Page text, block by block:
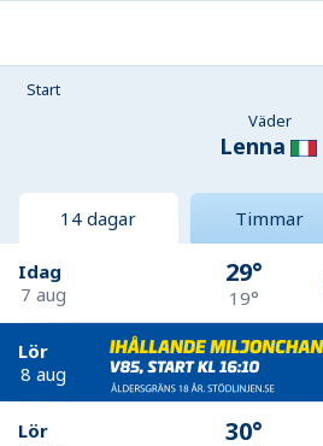
Start
Väder
Lenna
14 dagar Timmar
Idag
7 aug
29°
19°
Lör
8 aug
Lör
30°